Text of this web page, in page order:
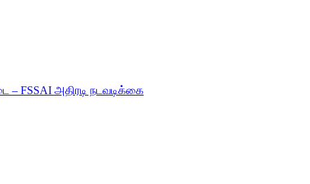
– FSSAI அதிரடி நடவடிக்கை